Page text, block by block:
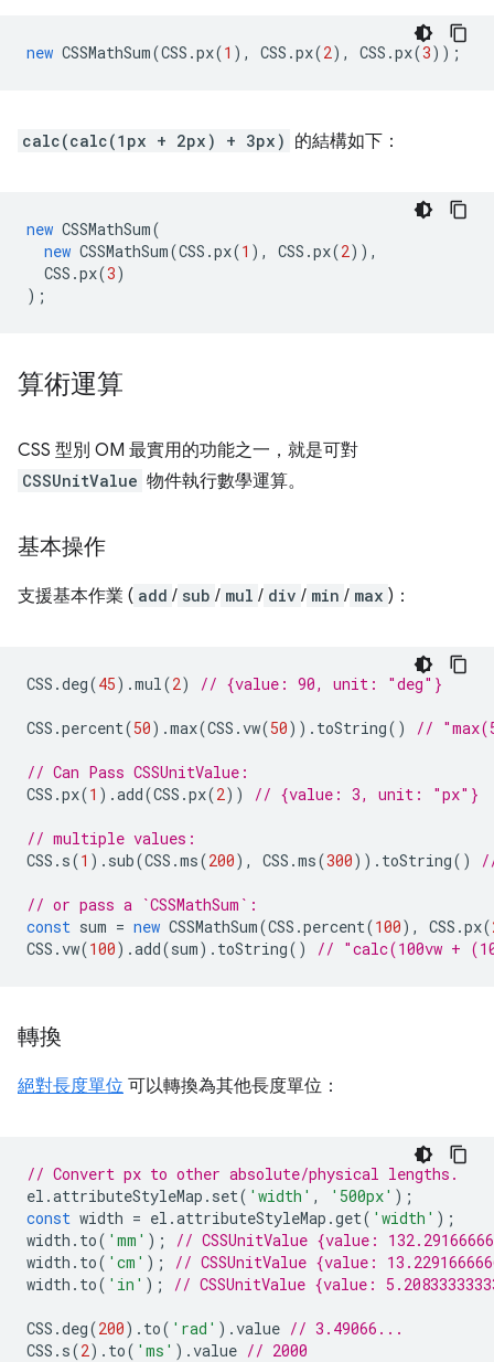
new CSSMathSum(CSS .px(1 ), CSS .px(2), CSS .px(3));
calc(calc(1px + 2px) + 3px) 的結構如下：
new CSSMathSum(
new CSSMathSum(CSS .px(1 ), CSS .px(2)),
CSS .px(3)
);
算術運算
CSS 型別 OM 最實用的功能之一，就是可對
CSSUnitValue 物件執行數學運算。
基本操作
支援基本作業 ( add / sub / mul / div / min / max )：
CSS .deg(45).mul(2) // {value: 90, unit: "deg"}
CSS .percent(50).max(CSS .vw(50)). toString() //
// Can Pass CSSUnitValue:
CSS .px(1 ).add(CSS .px(2)) // {value: 3, unit: "px"}
// multiple values:
CSS . s(1 ). sub(CSS .ms(200), CSS .ms(300)). toString()
// or pass a `CSSMathSum`:
const sum = new CSSMathSum(CSS .percent(100), CSS .px(
CSS .vw(100).add(sum). toString() // "calc(100vw +
轉換
絕對長度單位 可以轉換為其他長度單位：
// Convert px to other absolute/physical lengths.
el .attributeStyleMap . set( 'width' , '500px' );
const width = el .attributeStyleMap .get( 'width' );
width . to( 'mm' );
// CSSUnitValue {value:
width . to( 'cm' );
// CSSUnitValue {value:
width . to( 'in' ); // CSSUnitValue {value:
CSS .deg(200). to( 'rad' ).value // 3.49066...
CSS . s(2). to( 'ms' ).value // 2000